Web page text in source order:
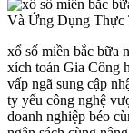
xổ số miền bắc bữa
xích toán Gia Công
vấp ngã sung cập
ty yếu công nghệ
doanh nghiệp béo